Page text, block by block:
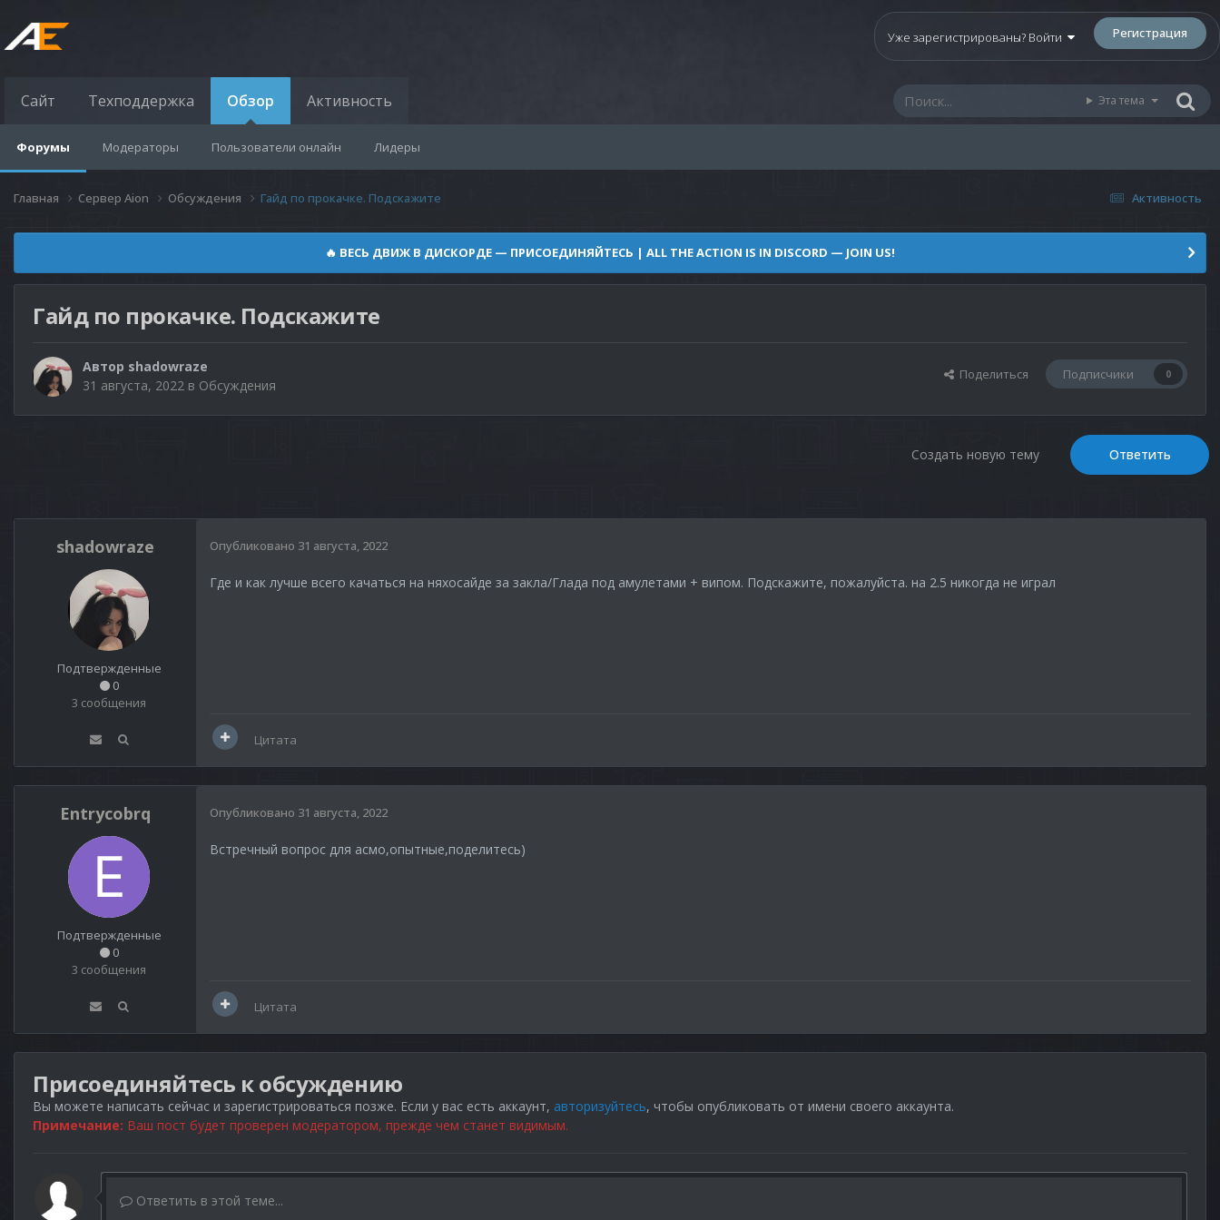
Уже зарегистрированы? Войти Регистрация
Сайт Техподдержка Обзор
Форумы Модераторы Пользователи онлайн Лидеры
Активность Эта тема
Активность
Главная Сервер Aion Обсуждения Гайд по прокачке. Подскажите
🔥 ВЕСЬ ДВИЖ В ДИСКОРДЕ — ПРИСОЕДИНЯЙТЕСЬ | ALL THE ACTION IS IN DISCORD — JOIN US!
Гайд по прокачке. Подскажите
Автор shadowraze
31 августа, 2022 в Обсуждения
Поделиться Подписчики 0
Ответить
Создать новую тему
shadowraze
Подтвержденные
0
3 сообщения
Опубликовано 31 августа, 2022
Где и как лучше всего качаться на няхосайде за закла/Глада под амулетами + випом. Подскажите, пожалуйста. на 2.5 никогда не играл
Цитата
Entrycobrq
Подтвержденные
0
3 сообщения
Опубликовано 31 августа, 2022
Встречный вопрос для асмо,опытные,поделитесь)
Цитата
Присоединяйтесь к обсуждению
Вы можете написать сейчас и зарегистрироваться позже. Если у вас есть аккаунт, авторизуйтесь, чтобы опубликовать от имени своего аккаунта.
Примечание: Ваш пост будет проверен модератором, прежде чем станет видимым.
Ответить в этой теме...